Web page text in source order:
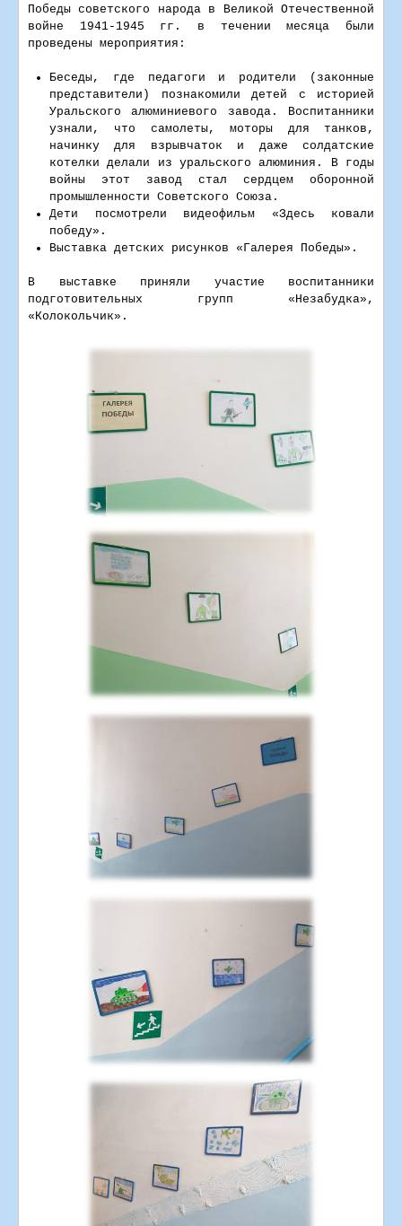
Победы советского народа в Великой Отечественной
войне 1941-1945 гг. в течении месяца были
проведены мероприятия:
Беседы, где педагоги и родители (законные
представители) познакомили детей с историей
Уральского алюминиевого завода. Воспитанники
узнали, что самолеты, моторы для танков,
начинку для взрывчаток и даже солдатские
котелки делали из уральского алюминия. В годы
войны этот завод стал сердцем оборонной
промышленности Советского Союза.
Дети посмотрели видеофильм «Здесь ковали
победу».
Выставка детских рисунков «Галерея Победы».
В выставке приняли участие воспитанники
подготовительных групп «Незабудка»,
«Колокольчик».